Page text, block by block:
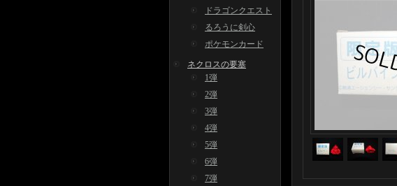
ドラゴンクエスト
るろうに剣心
ポケモンカード
ネクロスの要塞
1弾
2弾
3弾
4弾
5弾
6弾
7弾